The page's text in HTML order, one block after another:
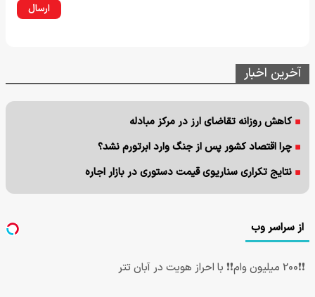
ارسال
آخرین اخبار
کاهش روزانه تقاضای ارز در مرکز مبادله
چرا اقتصاد کشور پس از جنگ وارد ابرتورم نشد؟
نتایج تکراری سناریوی قیمت دستوری در بازار اجاره
از سراسر وب
❗❗200 میلیون وام❗❗ با احراز هویت در آبان تتر